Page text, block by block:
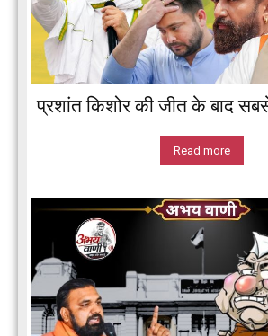
प्रशांत किशोर की जीत के बाद सबसे
Read more